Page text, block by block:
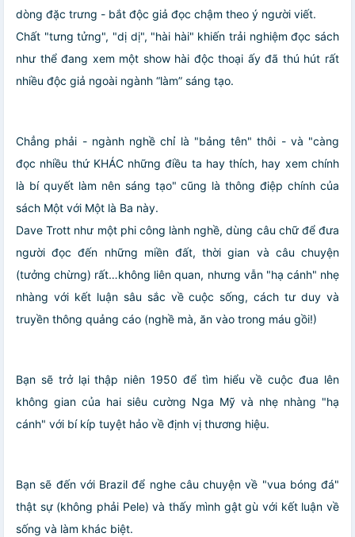
dòng đặc trưng - bắt độc giả đọc chậm theo ý người viết.
Chất "tưng tửng", "dị dị", "hài hài" khiến trải nghiệm đọc sách
như thể đang xem một show hài độc thoại ấy đã thú hút rất
nhiều độc giả ngoài ngành “làm” sáng tạo.
Chẳng phải - ngành nghề chỉ là "bảng tên" thôi - và "càng
đọc nhiều thứ KHÁC những điều ta hay thích, hay xem chính
là bí quyết làm nên sáng tạo" cũng là thông điệp chính của
sách Một với Một là Ba này.
Dave Trott như một phi công lành nghề, dùng câu chữ để đưa
người đọc đến những miền đất, thời gian và câu chuyện
(tưởng chừng) rất…không liên quan, nhưng vẫn "hạ cánh" nhẹ
nhàng với kết luận sâu sắc về cuộc sống, cách tư duy và
truyền thông quảng cáo (nghề mà, ăn vào trong máu gồi!)
Bạn sẽ trở lại thập niên 1950 để tìm hiểu về cuộc đua lên
không gian của hai siêu cường Nga Mỹ và nhẹ nhàng "hạ
cánh" với bí kíp tuyệt hảo về định vị thương hiệu.
Bạn sẽ đến với Brazil để nghe câu chuyện về "vua bóng đá"
thật sự (không phải Pele) và thấy mình gật gù với kết luận về
sống và làm khác biệt.